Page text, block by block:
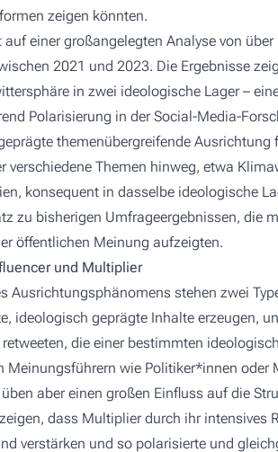
zeigen könnten.
auf einer großangelegten Analyse von
2021 und 2023. Die Ergebnisse
in zwei ideologische Lager –
Polarisierung in der Social-Media-
themenübergreifende
verschiedene Themen hinweg, etwa
konsequent in dasselbe ideologische
zu bisherigen Umfrageergebnissen, die
öffentlichen Meinung aufzeigten.
und Multiplier
Ausrichtungsphänomens stehen zwei
ideologisch geprägte Inhalte erzeugen,
die einer bestimmten
Meinungsführern wie Politiker*innen
aber einen großen Einfluss auf die
dass Multiplier durch ihr intensives
verstärken und so polarisierte und